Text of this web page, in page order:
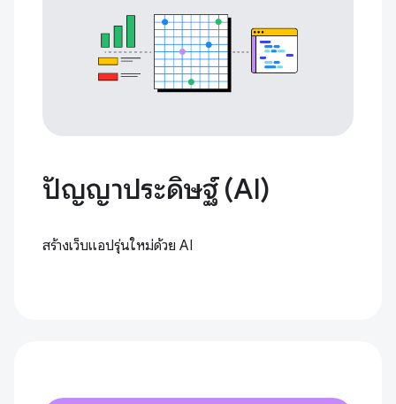
ปัญญาประดิษฐ์ (AI)
สร้างเว็บแอปรุ่นใหม่ด้วย AI